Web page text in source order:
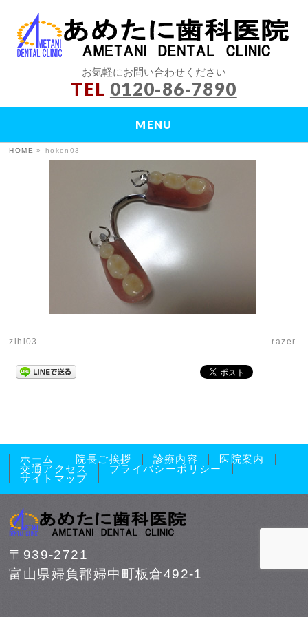
お気軽にお問い合わせください
TEL 0120-86-7890
MENU
HOME » hoken03
zihi03 razer
ホーム 院長ご挨拶 診療内容
医院案内
交通アクセス
プライバシーポリシー
サイトマップ
〒939-2721
富山県婦負郡婦中町板倉492-1